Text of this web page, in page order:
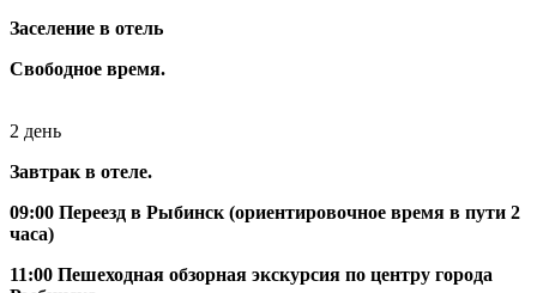
Заселение в отель
Свободное время.
2 день
Завтрак в отеле.
09:00 Переезд в Рыбинск (ориентировочное время в пути 2
часа)
11:00 Пешеходная обзорная экскурсия по центру города